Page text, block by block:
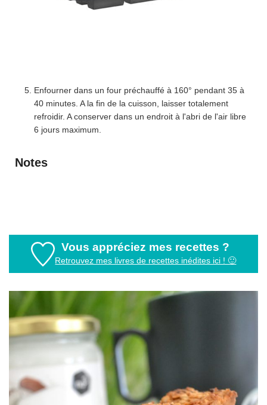
Enfourner dans un four préchauffé à 160° pendant 35 à
40 minutes. A la fin de la cuisson, laisser totalement
refroidir. A conserver dans un endroit à l'abri de l'air libre
6 jours maximum.
Notes
Vous appréciez mes recettes ?
Retrouvez mes livres de recettes inédites ici ! 🙂